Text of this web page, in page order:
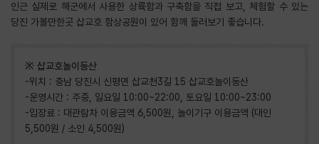
​인근 실제로 해군에서 사용한 상륙함과 구축함을 직접 보고, 체험할 수 있는
당진 가볼만한곳 삽교호 함상공원이 있어 함께 둘러보기 좋습니다.
※ 삽교호놀이동산
-위치 : 충남 당진시 신평면 삽교천3길 15 삽교호놀이동산
-운영시간 : 주중, 일요일 10:00~22:00, 토요일 10:00~23:00
-입장료 : 대관람차 이용금액 6,500원, 놀이기구 이용금액 (대인
5,500원 / 소인 4,500원)